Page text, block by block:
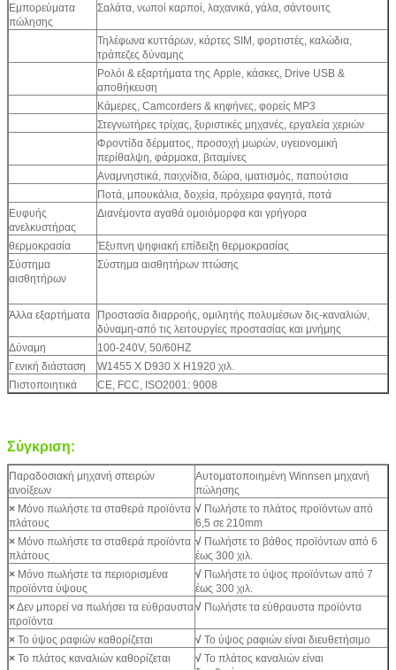
Εμπορεύματα
πώλησης
Σαλάτα, νωποί καρποί, λαχανικά, γάλα, σάντουιτς
Τηλέφωνα κυττάρων, κάρτες SIM, φορτιστές, καλώδια,
τράπεζες δύναμης
Ρολόι & εξαρτήματα της Apple, κάσκες, Drive USB &
αποθήκευση
Κάμερες, Camcorders & κηφήνες, φορείς MP3
Στεγνωτήρες τρίχας, ξυριστικές μηχανές, εργαλεία χεριών
Φροντίδα δέρματος, προσοχή μωρών, υγειονομική
περίθαλψη, φάρμακα, βιταμίνες
Αναμνηστικά, παιχνίδια, δώρα, ιματισμός, παπούτσια
Ποτά, μπουκάλια, δοχεία, πρόχειρα φαγητά, ποτά
Ευφυής
ανελκυστήρας
Διανέμοντα αγαθά ομοιόμορφα και γρήγορα
θερμοκρασία
Έξυπνη ψηφιακή επίδειξη θερμοκρασίας
Σύστημα
αισθητήρων
Σύστημα αισθητήρων πτώσης
Άλλα εξαρτήματα
Προστασία διαρροής, ομιλητής πολυμέσων δις-καναλιών,
δύναμη-από τις λειτουργίες προστασίας και μνήμης
Δύναμη
100-240V, 50/60HZ
Γενική διάσταση
W1455 Χ D930 Χ H1920 χιλ.
Πιστοποιητικά
CE, FCC, ISO2001: 9008
Σύγκριση:
Παραδοσιακή μηχανή σπειρών
ανοίξεων
Αυτοματοποιημένη Winnsen μηχανή
πώλησης
× Μόνο πωλήστε τα σταθερά προϊόντα
πλάτους
√ Πωλήστε το πλάτος προϊόντων από
6,5 σε 210mm
× Μόνο πωλήστε τα σταθερά προϊόντα
πλάτους
√ Πωλήστε το βάθος προϊόντων από 6
έως 300 χιλ.
× Μόνο πωλήστε τα περιορισμένα
προϊόντα ύψους
√ Πωλήστε το ύψος προϊόντων από 7
έως 300 χιλ.
×Δεν μπορεί να πωλήσει τα εύθραυστα
προϊόντα
√ Πωλήστε τα εύθραυστα προϊόντα
× Το ύψος ραφιών καθορίζεται √ Το ύψος ραφιών είναι διευθετήσιμο
× Το πλάτος καναλιών καθορίζεται √ Το πλάτος καναλιών είναι